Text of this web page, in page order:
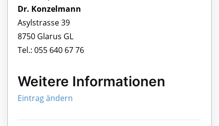
Dr. Konzelmann
Asylstrasse 39
8750 Glarus GL
Tel.: 055 640 67 76
Weitere Informationen
Eintrag ändern